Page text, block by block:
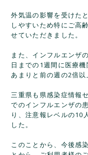
外気温の影響を受けた
しやすいため特にご高
せていただきました。
また、インフルエンザ
日までの1週間に医療
あまりと前の週の2倍以
三重県も県感染症情報
でのインフルエンザの
り、注意報レベルの10
した。
このことから、今後感